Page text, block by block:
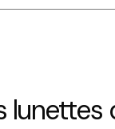
lunettes